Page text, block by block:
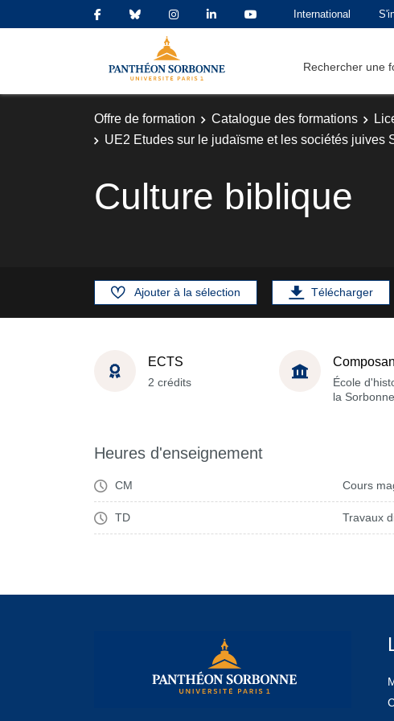
International
Rechercher une
Offre de formation Catalogue des formations
UE2 Etudes sur le judaïsme et les sociétés juives
Culture biblique
Ajouter à la sélection Télécharger
ECTS
2 crédits
École
la
Heures d'enseignement
CM Cours
TD Travaux